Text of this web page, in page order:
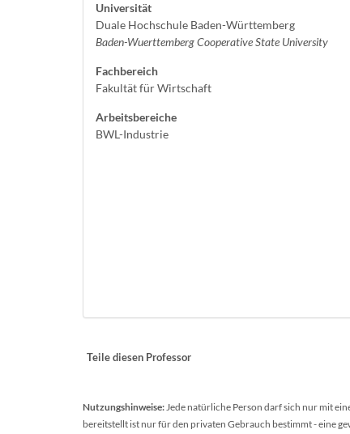
Universität
Duale Hochschule Baden-Württemberg
Baden-Wuerttemberg Cooperative State University
Fachbereich
Fakultät für Wirtschaft
Arbeitsbereiche
BWL-Industrie
Teile diesen Professor
Nutzungshinweise:Jede natürliche Person darf sich nur mit
bereitstellt ist nur für den privaten Gebrauch bestimmt - eine